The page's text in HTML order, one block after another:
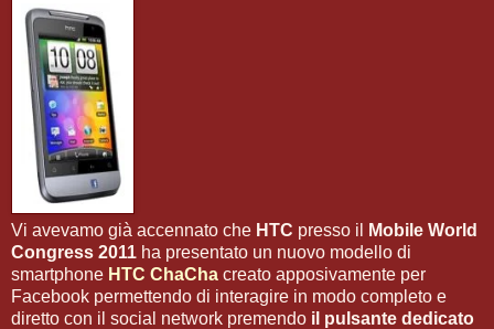
Vi avevamo già accennato che HTC presso il
Mobile World
Congress 2011 ha presentato un nuovo modello di
smartphone HTC ChaCha creato apposivamente per
Facebook permettendo di interagire in modo completo e
diretto con il social network premendo il pulsante dedicato